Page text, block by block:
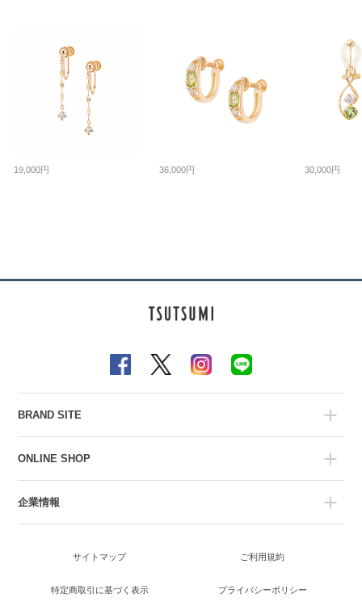
19,000円 36,000円 30,000円
BRAND SITE
ONLINE SHOP
企業情報
サイトマップ ご利用規約
特定商取引に基づく表示 プライバシーポリシー